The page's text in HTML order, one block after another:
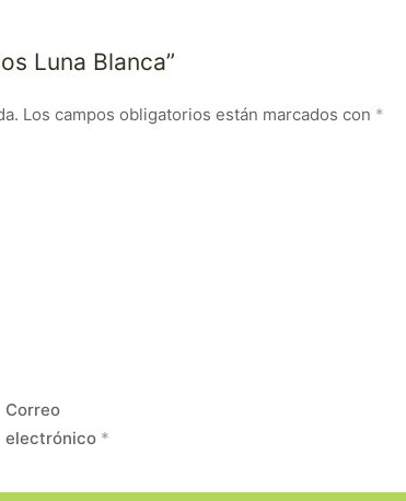
Luna Blanca”
Los campos obligatorios están marcados con *
Correo
electrónico *